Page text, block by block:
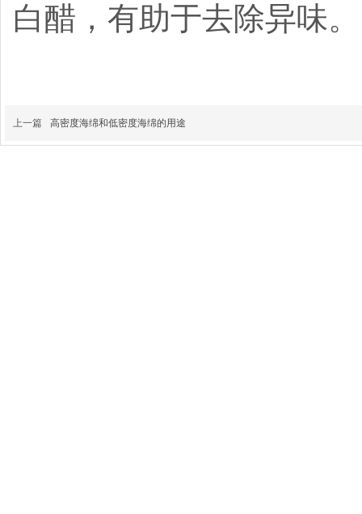
白醋，有助于去除异味。
上一篇 高密度海绵和低密度海绵的用途